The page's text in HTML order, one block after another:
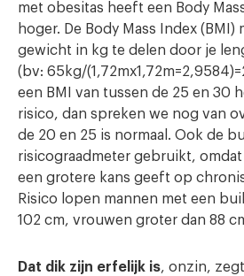
met obesitas heeft een Body
hoger. De Body Mass Index (BMI)
gewicht in kg te delen door je
(bv: 65kg/
een BMI van tussen de 25 en 30
risico, dan spreken we nog van
de 20 en 25 is normaal. Ook de
risicograadmeter gebruikt,
een grotere kans geeft op
Risico lopen mannen met een
102 cm, vrouwen groter dan 88
Dat dik zijn erfelijk is, onzin,